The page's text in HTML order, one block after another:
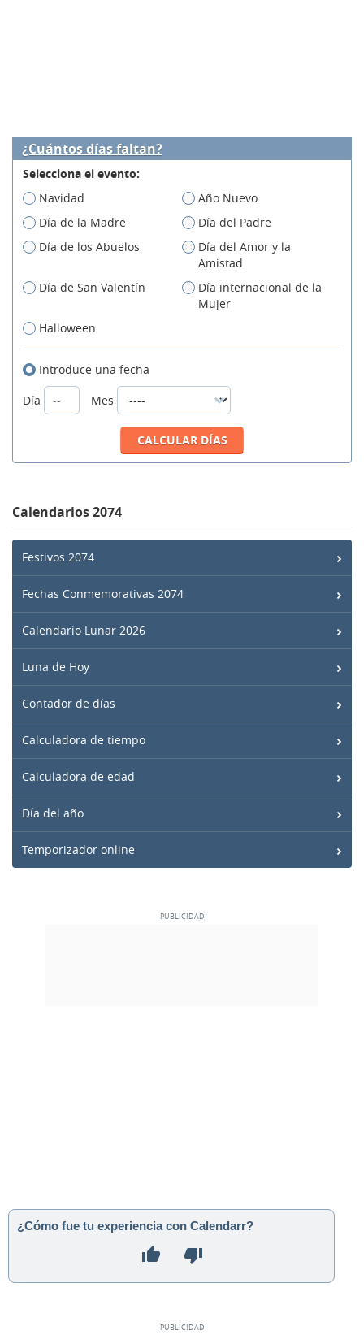
¿Cuántos días faltan?
Selecciona el evento:
Navidad
Año Nuevo
Día de la Madre
Día del Padre
Día de los Abuelos
Día del Amor y la
Amistad
Día de San Valentín
Día internacional de la
Mujer
Halloween
Introduce una fecha
Día
Mes
Calendarios 2074
Festivos 2074
Fechas Conmemorativas 2074
Calendario Lunar 2026
Luna de Hoy
Contador de días
Calculadora de tiempo
Calculadora de edad
Día del año
Temporizador online
¿Cómo fue tu experiencia con Calendarr?